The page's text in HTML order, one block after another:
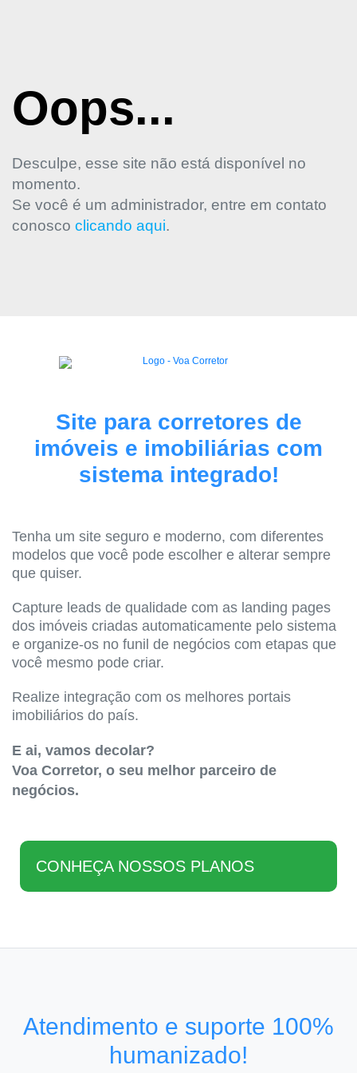
Oops...
Desculpe, esse site não está disponível no
momento.
Se você é um administrador, entre em contato
conosco clicando aqui.
Site para corretores de
imóveis e imobiliárias com
sistema integrado!
Tenha um site seguro e moderno, com diferentes
modelos que você pode escolher e alterar sempre
que quiser.
Capture leads de qualidade com as landing pages
dos imóveis criadas automaticamente pelo sistema
e organize-os no funil de negócios com etapas que
você mesmo pode criar.
Realize integração com os melhores portais
imobiliários do país.
E ai, vamos decolar?
Voa Corretor, o seu melhor parceiro de
negócios.
CONHEÇA NOSSOS PLANOS
Atendimento e suporte 100%
humanizado!